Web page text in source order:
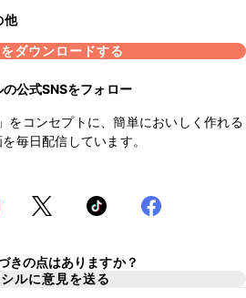
他
ダウンロードする
の公式SNSをフォロー
をコンセプトに、簡単においしく作れる
毎日配信しています。
きの点はありますか？
ルに意見を送る